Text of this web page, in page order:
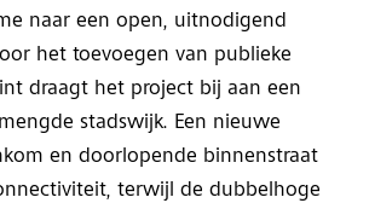
naar een open, uitnodigend
het toevoegen van publieke
draagt het project bij aan een
stadswijk. Een nieuwe
en doorlopende binnenstraat
terwijl de dubbelhoge